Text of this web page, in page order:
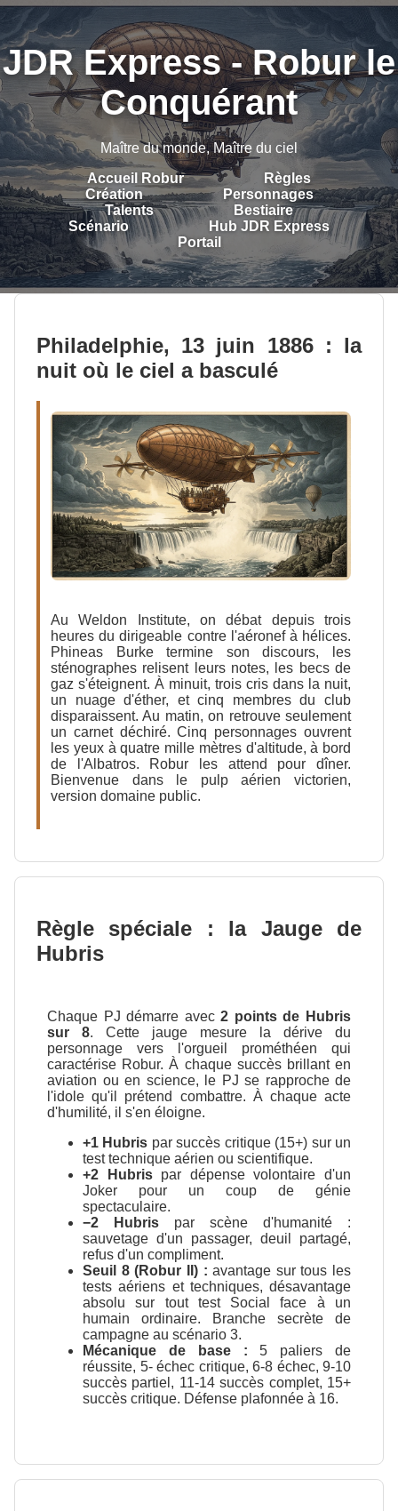
JDR Express - Robur le
Conquérant
Maître du monde, Maître du ciel
Accueil Robur
Règles
Création
Personnages
Talents
Bestiaire
Scénario
Hub JDR Express
Portail
Philadelphie, 13 juin 1886 : la
nuit où le ciel a basculé
Au Weldon Institute, on débat depuis trois
heures du dirigeable contre l'aéronef à hélices.
Phineas Burke termine son discours, les
sténographes relisent leurs notes, les becs de
gaz s'éteignent. À minuit, trois cris dans la nuit,
un nuage d'éther, et cinq membres du club
disparaissent. Au matin, on retrouve seulement
un carnet déchiré. Cinq personnages ouvrent
les yeux à quatre mille mètres d'altitude, à bord
de l'Albatros. Robur les attend pour dîner.
Bienvenue dans le pulp aérien victorien,
version domaine public.
Règle spéciale : la Jauge de
Hubris
Chaque PJ démarre avec2 points de Hubris
sur 8. Cette jauge mesure la dérive du
personnage vers l'orgueil prométhéen qui
caractérise Robur. À chaque succès brillant en
aviation ou en science, le PJ se rapproche de
l'idole qu'il prétend combattre. À chaque acte
d'humilité, il s'en éloigne.
+1 Hubris par succès critique (15+) sur un
test technique aérien ou scientifique.
+2 Hubrispar dépense volontaire d'un
Joker pour un coup de génie
spectaculaire.
−2 Hubris par scène d'humanité :
sauvetage d'un passager, deuil partagé,
refus d'un compliment.
Seuil 8 (Robur II) : avantage sur tous les
tests aériens et techniques, désavantage
absolu sur tout test Social face à un
humain ordinaire. Branche secrète de
campagne au scénario 3.
Mécanique de base : 5 paliers de
réussite, 5- échec critique, 6-8 échec, 9-10
succès partiel, 11-14 succès complet, 15+
succès critique. Défense plafonnée à 16.